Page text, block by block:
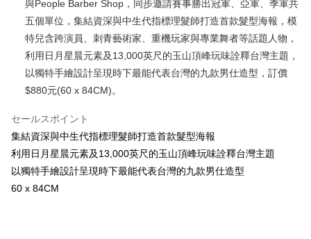
台湾中小企業銀行
台中商業銀行
聯邦商業銀行
遠東国際商業銀行
元大商業銀行
永豐商業銀行
玉山商業銀行
星展(台湾)商業銀行
台新國際商業銀行
上海商業儲蓄銀行
台北富邦商業銀行
国泰世華商業銀行
兆豐國際商業銀行
台湾中小企業銀行
台中商業銀行
HSBC(台湾)商業銀行
華泰商業銀行
元大商業銀行
永豐商業銀行
玉山商業銀行
台湾楽天クレジットカード会社
Apple Pay
Easy Wallet
AFTEE代金後払い
説明
一、 AFTEE代金後払いについて
ウが表示されます。
3.注文するときのお支払いは不要です。商品はご指定の住所に配送されま
す。
4.ご注文が完了すると、携帯に支払い通知のSMSが届きます。アプリ会員
の場合は、AFTEE アプリプッシュ通知が届きます。
5.商品受け取り時のお支払いは不要です。商品を確かめてから、SMSまた
配送方法
宅配
配送毎にNT$100、NT$2,500以上で送料無料
與People Barber Shop，同步邀請賽事勝出冠軍、亞軍、季軍共
五個單位，集結資深與中生代指標理髮師打造首款髮型海報，模
特兒含跨演員、刺青藝術家、重機玩家與專業舞者等話題人物，
利用日月星晨元素及13,000英尺的玉山頂峰玩味詮釋台灣主題，
以獨特手繪設計呈現時下最能代表台灣的九款男仕造型，訂價
$880元(60 x 84CM)。
セールスポイント
集結資深與中生代指標理髮師打造首款髮型海報
利用日月星晨元素及13,000英尺的玉山頂峰玩味詮釋台灣主題
以獨特手繪設計呈現時下最能代表台灣的九款男仕造型
60 x 84CM